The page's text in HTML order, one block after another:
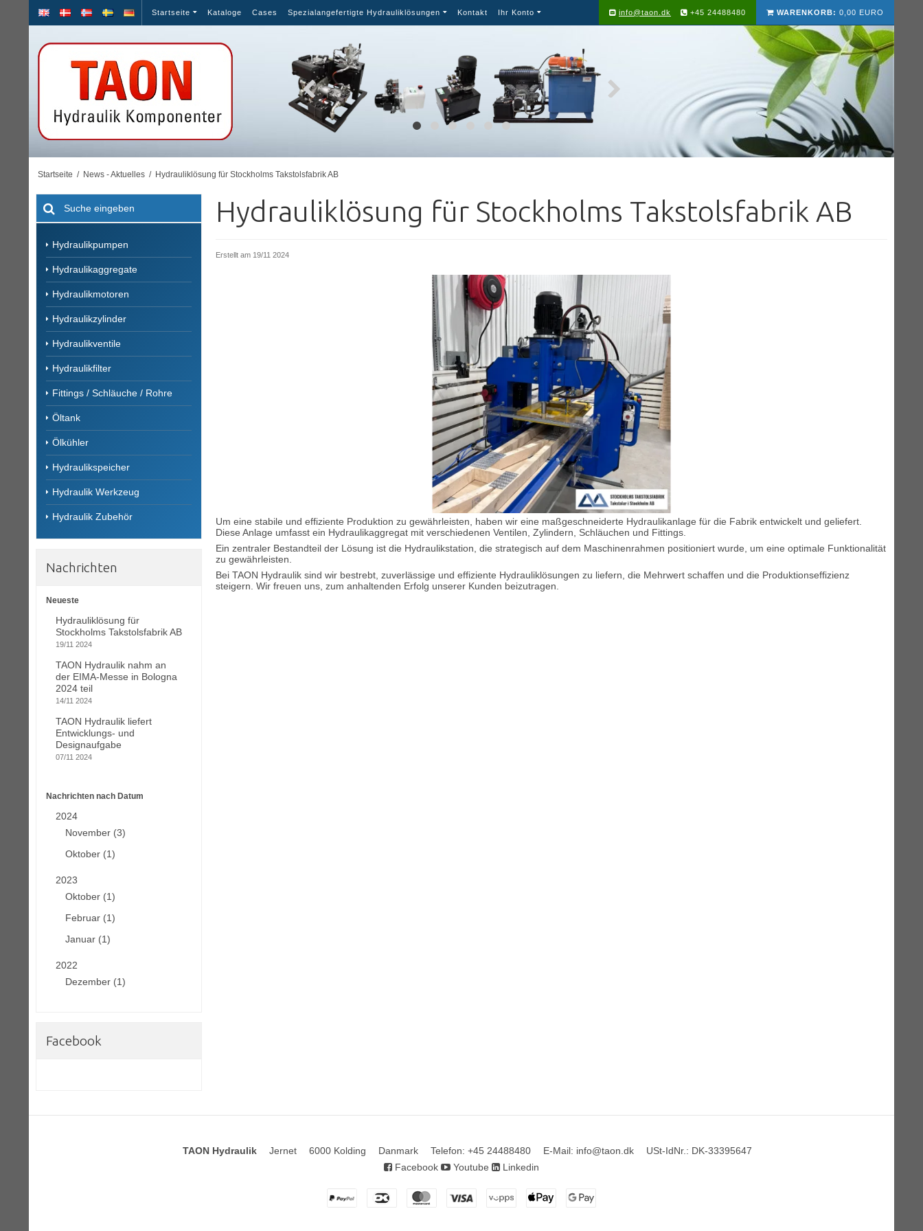
Startseite Kataloge Cases Spezialangefertigte Hydrauliklösungen Kontakt Ihr Konto WARENKORB: 0,00 EURO
info@taon.dk +45 24488480
Startseite / News - Aktuelles / Hydrauliklösung für Stockholms Takstolsfabrik AB
Hydraulikpumpen
Hydraulikaggregate
Hydraulikmotoren
Hydraulikzylinder
Hydraulikventile
Hydraulikfilter
Fittings / Schläuche / Rohre
Öltank
Ölkühler
Hydraulikspeicher
Hydraulik Werkzeug
Hydraulik Zubehör
Nachrichten
Neueste
Hydrauliklösung für
Stockholms Takstolsfabrik AB
19/11 2024
TAON Hydraulik nahm an
der EIMA-Messe in Bologna
2024 teil
14/11 2024
TAON Hydraulik liefert
Entwicklungs- und
Designaufgabe
07/11 2024
Nachrichten nach Datum
2024
November (3)
Oktober (1)
2023
Oktober (1)
Februar (1)
Januar (1)
2022
Dezember (1)
Facebook
Hydrauliklösung für Stockholms Takstolsfabrik AB
Erstellt am 19/11 2024
Um eine stabile und effiziente Produktion zu gewährleisten, haben wir eine maßgeschneiderte Hydraulikanlage für die Fabrik entwickelt und geliefert.
Diese Anlage umfasst ein Hydraulikaggregat mit verschiedenenVentilen ,Zylindern Schläuchen und Fittings
Ein zentraler Bestandteil der Lösung ist die Hydraulikstation, die strategisch auf dem Maschinenrahmen positioniert wurde, um eine optimale Funktionalität
zu gewährleisten.
Bei TAON Hydraulik sind wir bestrebt, zuverlässige und effiziente Hydrauliklösungen zu liefern, die Mehrwert schaffen und die Produktionseffizienz
steigern. Wir freuen uns, zum anhaltenden Erfolg unserer Kunden beizutragen.
TAON Hydraulik Jernet 6000 Kolding Danmark Telefon: +45 24488480 E-Mail: info@taon.dk USt-IdNr. : DK-33395647
Facebook
Youtube Linkedin